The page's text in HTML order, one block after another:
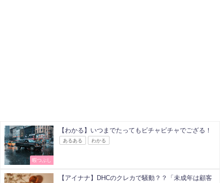
暇つぶし
【わかる】いつまでたってもビチャビチャでござる！
あるある わかる
【アイナナ】DHCのクレカで騒動？？「未成年は顧客